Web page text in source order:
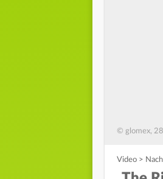
© glomex,
Video >